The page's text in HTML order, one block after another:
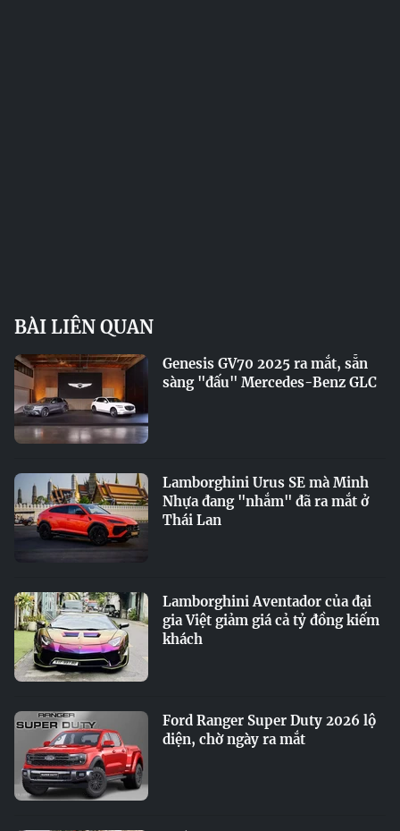
BÀI LIÊN QUAN
Genesis GV70 2025 ra mắt, sẵn
sàng "đấu" Mercedes-Benz GLC
Lamborghini Urus SE mà Minh
Nhựa đang "nhắm" đã ra mắt ở
Thái Lan
Lamborghini Aventador của đại
gia Việt giảm giá cả tỷ đồng kiếm
khách
Ford Ranger Super Duty 2026 lộ
diện, chờ ngày ra mắt